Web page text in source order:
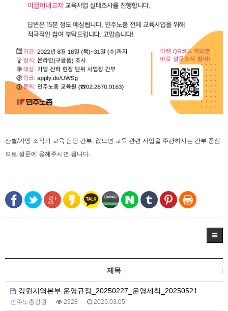
산별/가맹 조직의 교육 담당 간부, 없으면 교육 관련 사업을 주관하시는 간부 중심
으로 설문에 응해주시면 됩니다.
제목
강원지역본부 운영규정_20250227_운영세칙_20250521
민주노총강원 2528 2025.03.05